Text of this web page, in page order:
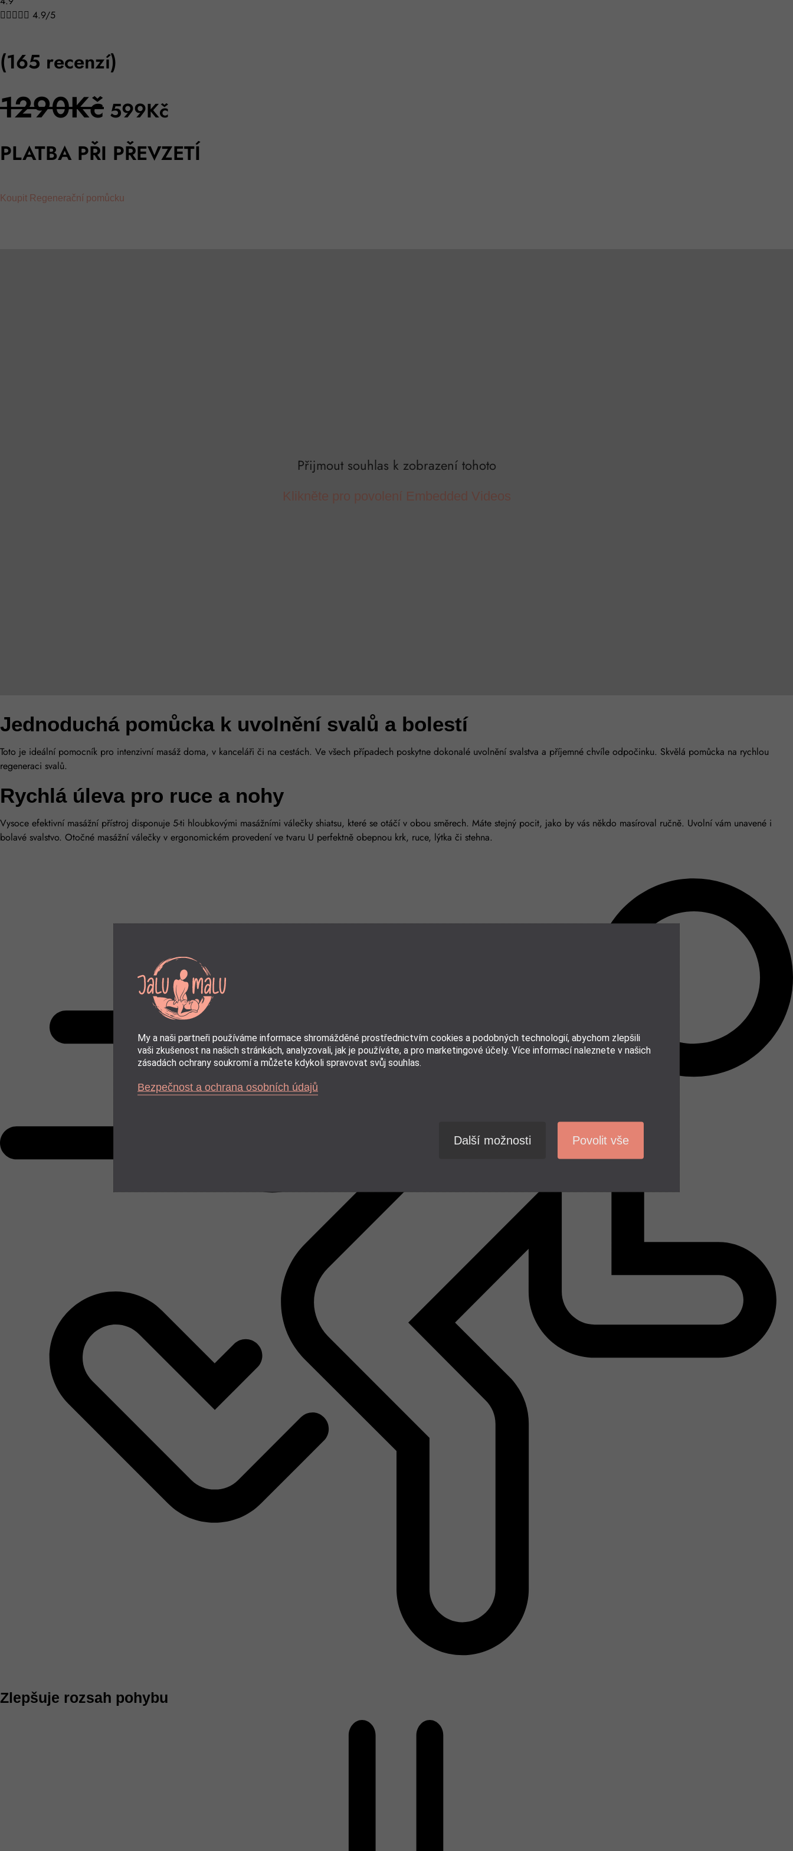
 4.9/5
(165 recenzí)
1290Kč 599Kč
PLATBA PŘI PŘEVZETÍ
Koupit Regenerační pomůcku
Přijmout souhlas k zobrazení tohoto
Klikněte pro povolení Embedded Videos
Jednoduchá pomůcka k uvolnění svalů a bolestí
Toto je ideální pomocník pro intenzivní masáž doma, v kanceláři či na cestách. Ve všech případech poskytne dokonalé uvolnění svalstva a příjemné chvíle odpočinku. Skvělá pomůcka na rychlou
regeneraci svalů.
Rychlá úleva pro ruce a nohy
Vysoce efektivní masážní přístroj disponuje 5-ti hloubkovými masážními válečky shiatsu, které se otáčí v obou směrech. Máte stejný pocit, jako by vás někdo masíroval ručně. Uvolní vám unavené i
bolavé svalstvo. Otočné masážní válečky v ergonomickém provedení ve tvaru U perfektně obepnou krk, ruce, lýtka či stehna.
Zlepšuje rozsah pohybu
My a naši partneři používáme informace shromážděné prostřednictvím cookies a podobných technologií, abychom zlepšili
vaši zkušenost na našich stránkách, analyzovali, jak je používáte, a pro marketingové účely. Více informací naleznete v našich
zásadách ochrany soukromí a můžete kdykoli spravovat svůj souhlas.
Bezpečnost a ochrana osobních údajů
Další možnosti Povolit vše